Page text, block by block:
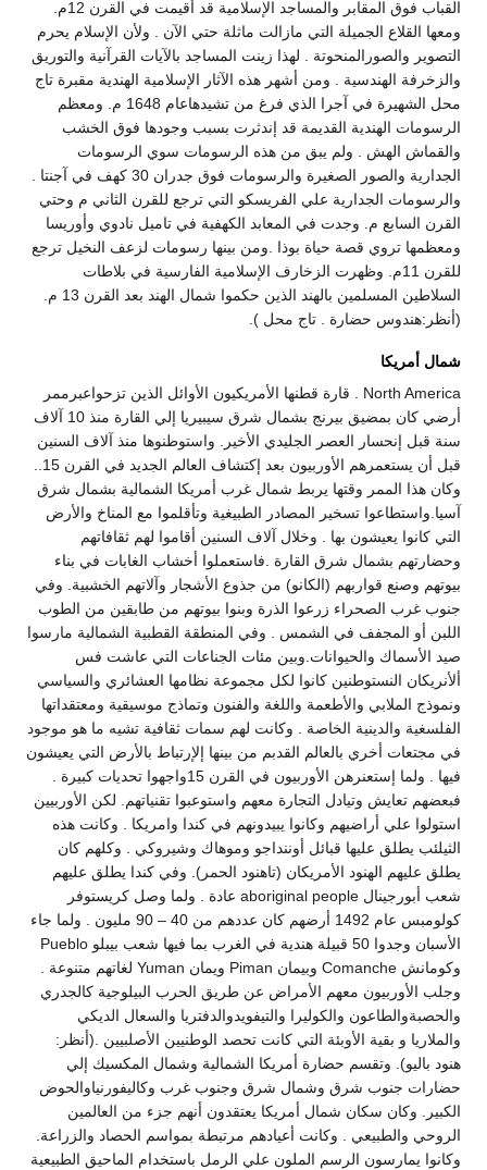
القباب فوق المقابر والمساجد الإسلامية قد أقيمت في القرن 12م.
ومعها القلاع الجميلة التي مازالت ماثلة حتي الآن . ولأن الإسلام يحرم
التصوير والصورالمنحوتة . لهذا زينت المساجد بالآيات القرآنية والتوريق
والزخرفة الهندسية . ومن أشهر هذه الآثار الإسلامية الهندية مقبرة تاج
محل الشهيرة في آجرا الذي فرغ من تشيدهاعام 1648 م. ومعظم
الرسومات الهندية القديمة قد إندثرت بسبب وجودها فوق الخشب
والقماش الهش . ولم يبق من هذه الرسومات سوي الرسومات
الجدارية والصور الصغيرة والرسومات فوق جدران 30 كهف في آجنتا .
والرسومات الجدارية علي الفريسكو التي ترجع للقرن الثاني م وحتي
القرن السابع م. وجدت في المعابد الكهفية في تاميل نادوي وأوريسا
ومعظمها تروي قصة حياة بوذا .ومن بينها رسومات لزعف النخيل ترجع
للقرن 11م. وظهرت الزخارف الإسلامية الفارسية في بلاطات
السلاطين المسلمين بالهند الذين حكموا شمال الهند بعد القرن 13 م.
(أنظر:هندوس حضارة . تاج محل ).
شمال أمريكا
North America . قارة قطنها الأمريكيون الأوائل الذين تزحواعبرممر
أرضي كان بمضيق بيرنج بشمال شرق سيبيريا إلي القارة منذ 10 آلاف
سنة قبل إنحسار العصر الجليدي الأخير. واستوطنوها منذ آلاف السنين
وكان هذا الممر وقتها يربط شمال غرب أمريكا الشمالية بشمال شرق
آسيا.واستطاعوا تسخير المصادر الطبيغية وتأقلموا مع المناخ والأرض
التي كانوا يعيشون بها . وخلال آلاف السنين أقاموا لهم ثقافاتهم
وحضارتهم بشمال شرق القارة .فاستعملوا أخشاب الغابات في بناء
بيوتهم وصنع قواربهم (الكانو) من جذوع الأشجار وآلاتهم الخشبية. وفي
جنوب غرب الصحراء زرعوا الذرة وبنوا بيوتهم من طابقين من الطوب
اللبن أو المجفف في الشمس . وفي المنطقة القطبية الشمالية مارسوا
صيد الأسماك والحيوانات.وبين مئات الجناعات التي عاشت فس
ألأنريكان النستوطنين كانوا لكل مجموعة نظامها العشائري والسياسي
ونموذج الملابي والأطعمة واللغة والفنون وتماذج موسيقية ومعتقداتها
الفلسغية والدينية الخاصة . وكانت لهم سمات ثقافية تشيه ما هو موجود
في مجتعات أخري بالعالم القدبم من بينها إلإرتباط بالأرض التي يعيشون
فيها . ولما إستعنرهن الأوربيون في القرن 15واجهوا تحديات كبيرة .
فبعضهم تعايش وتيادل التجارة معهم واستوعبوا تقنياتهم. لكن الأوربيين
استولوا علي أراضيهم وكانوا يبيدونهم في كندا وامريكا . وكانت هذه
الثيلئب يطلق عليها قبائل أوننداجو وموهاك وشيروكي . وكلهم كان
يطلق عليهم الهنود الأمريكان (تاهنود الحمر). وفي كندا يطلق عليهم
شعب أبورجينال aboriginal people عادة . ولما وصل كريستوفر
كولومبس عام 1492 أرضهم كان عددهم من 40 – 90 مليون . ولما جاء
الأسبان وجدوا 50 قبيلة هندية في الغرب بما فيها شعب بيبلو Pueblo
وكومانش Comanche وبيمان Piman ويمان Yuman لغاتهم متنوعة .
وجلب الأوربيون معهم الأمراض عن طريق الحرب البيلوجية كالجدري
والحصبةوالطاعون والكوليرا والتيفويدوالدفتريا والسعال الديكي
والملاريا و بقية الأوبئة التي كانت تحصد الوطنيين الأصلبيين .(أنظر:
هنود باليو). وتقسم حضارة أمريكا الشمالية وشمال المكسيك إلي
حضارات جنوب شرق وشمال شرق وجنوب غرب وكاليفورنياوالحوض
الكبير. وكان سكان شمال أمريكا يعتقدون أنهم جزء من العالمين
الروحي والطبيعي . وكانت أعيادهم مرتبطة بمواسم الحصاد والزراعة.
وكانوا يمارسون الرسم الملون علي الرمل باستخدام الماحيق الطبيعية